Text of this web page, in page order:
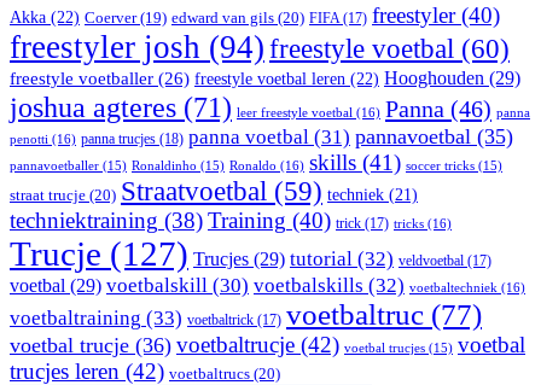
Akka (22) Coerver(19) edward van gils (20) FIFA(17) freestyler(40)
freestyler josh (94) freestyle voetbal (60)
freestyle voetballer (26) freestyle voetbal leren (22) Hooghouden (29)
joshua agteres (71) leer freestyle voetbal (16) Panna (46) panna
penotti (16) panna trucjes (18) panna voetbal (31) pannavoetbal (35)
pannavoetballer (15) Ronaldinho (15) Ronaldo (16) skills (41) soccer tricks (15)
straat trucje (20) Straatvoetbal (59) techniek (21)
techniektraining (38)Training (40) trick (17) tricks (16)
Trucje (127) Trucjes (29) tutorial (32) veldvoetbal (17)
voetbal (29) voetbalskill (30) voetbalskills (32) voetbaltechniek (16)
voetbaltraining (33) voetbaltrick (17) voetbaltruc (77)
voetbal trucje (36) voetbaltrucje (42) voetbal trucjes (15) voetbal
trucjes leren (42) voetbaltrucs (20)